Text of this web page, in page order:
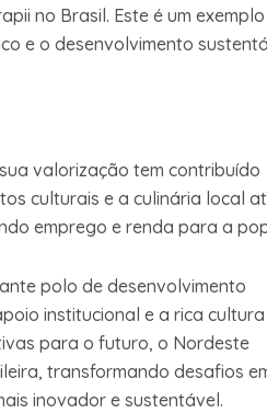
no Brasil. Este é um
e o desenvolvimento
valorização tem contribuído
culturais e a culinária local
emprego e renda para a
polo de desenvolvimento
institucional e a rica cultura
para o futuro, o Nordeste
transformando desafios
inovador e sustentável.